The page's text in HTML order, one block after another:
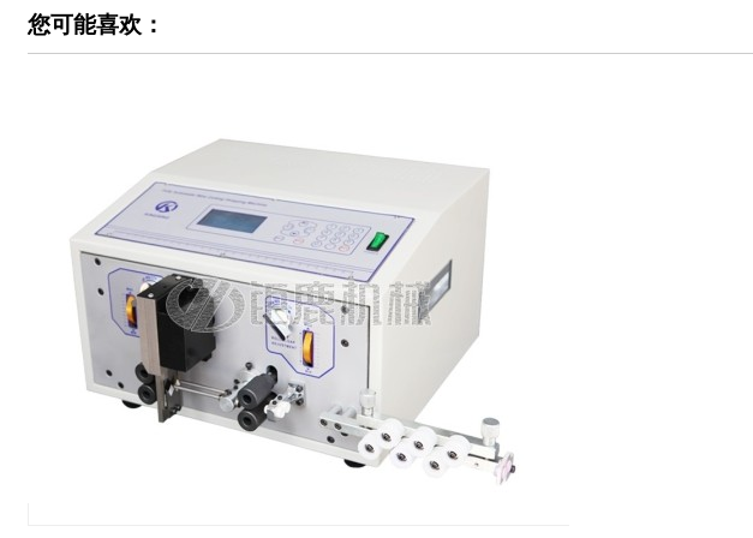
您可能喜欢：